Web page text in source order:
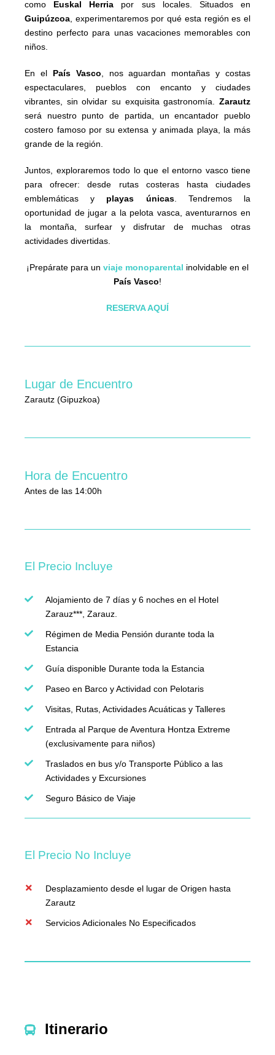
como Euskal Herria por sus locales. Situados en
Guipúzcoa , experimentaremos por qué esta región es el
destino perfecto para unas vacaciones memorables con
niños.
En el País Vasco , nos aguardan montañas y costas
espectaculares, pueblos con encanto y ciudades
vibrantes, sin olvidar su exquisita gastronomía. Zarautz
será nuestro punto de partida, un encantador pueblo
costero famoso por su extensa y animada playa, la más
grande de la región.
Juntos, exploraremos todo lo que el entorno vasco tiene
para ofrecer: desde rutas costeras hasta ciudades
emblemáticas y playas únicas. Tendremos la
oportunidad de jugar a la pelota vasca, aventurarnos en
la montaña, surfear y disfrutar de muchas otras
actividades divertidas.
¡Prepárate para un viaje monoparental inolvidable en el
País Vasco!
RESERVA AQUÍ
Lugar de Encuentro
Zarautz (Gipuzkoa)
Hora de Encuentro
Antes de las 14:00h
El Precio Incluye
Alojamiento de 7 días y 6 noches en el Hotel
Zarauz***, Zarauz.
Régimen de Media Pensión durante toda la
Estancia
Guía disponible Durante toda la Estancia
Paseo en Barco y Actividad con Pelotaris
Visitas, Rutas, Actividades Acuáticas y Talleres
Entrada al Parque de Aventura Hontza Extreme
(exclusivamente para niños)
Traslados en bus y/o Transporte Público a las
Actividades y Excursiones
Seguro Básico de Viaje
El Precio No Incluye
Desplazamiento desde el lugar de Origen hasta
Zarautz
Servicios Adicionales No Especificados
Itinerario